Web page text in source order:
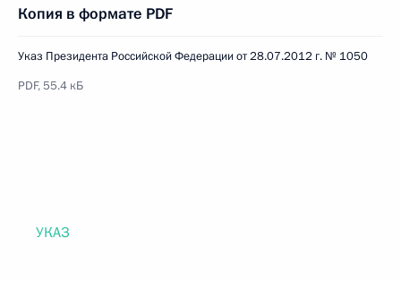
Копия в формате PDF
Указ Президента Российской Федерации от 28.07.2012 г. № 1050
PDF, 55.4 кБ
УКАЗ